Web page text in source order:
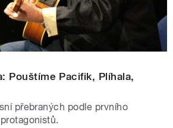
Pouštíme Pacifik, Plíhala,
přebraných podle prvního